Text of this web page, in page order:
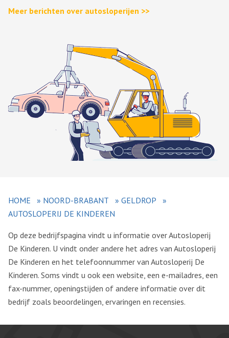
Meer berichten over autosloperijen >>
HOME » NOORD-BRABANT » GELDROP
»
AUTOSLOPERIJ DE KINDEREN
Op deze bedrijfspagina vindt u informatie over Autosloperij
De Kinderen. U vindt onder andere het adres van Autosloperij
De Kinderen en het telefoonnummer van Autosloperij De
Kinderen. Soms vindt u ook een website, een e-mailadres, een
fax-nummer, openingstijden of andere informatie over dit
bedrijf zoals beoordelingen, ervaringen en recensies.